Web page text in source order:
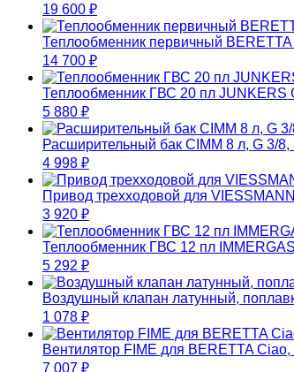
19 600 ₽
Теплообменник первичный
14 700 ₽
Теплообменник ГВС 20 пл JUNKERS
5 880 ₽
Расширительный бак CIMM 8 л, G 3/
4 998 ₽
Привод трехходовой для
3 920 ₽
Теплообменник ГВС 12 пл
5 292 ₽
Воздушный клапан латунный,
1 078 ₽
Вентилятор FIME для BERETTA
7 007 ₽